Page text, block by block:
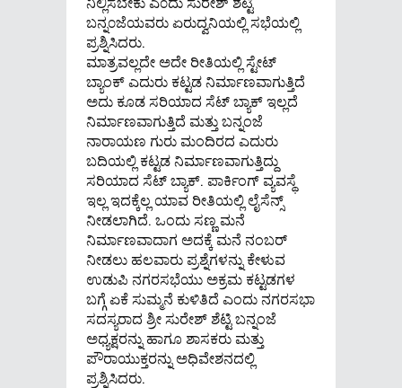
ಬನ್ನ೦ಜೆಯವರು ಏರುದ್ವನಿಯಲ್ಲಿ ಸಭೆಯಲ್ಲಿ
ಪ್ರಶ್ನಿಸಿದರು.
ಮಾತ್ರವಲ್ಲದೇ ಅದೇ ರೀತಿಯಲ್ಲಿ ಸ್ಟೇಟ್
ಬ್ಯಾಂಕ್ ಎದುರು ಕಟ್ಟಡ ನಿರ್ಮಾಣವಾಗುತ್ತಿದೆ
ಅದು ಕೂಡ ಸರಿಯಾದ ಸೆಟ್ ಬ್ಯಾಕ್ ಇಲ್ಲದೆ
ನಿರ್ಮಾಣವಾಗುತ್ತಿದೆ ಮತ್ತು ಬನ್ನಂಜೆ
ನಾರಾಯಣ ಗುರು ಮಂದಿರದ ಎದುರು
ಬದಿಯಲ್ಲಿ ಕಟ್ಟಡ ನಿರ್ಮಾಣವಾಗುತ್ತಿದ್ದು
ಸರಿಯಾದ ಸೆಟ್ ಬ್ಯಾಕ್. ಪಾರ್ಕಿಂಗ್ ವ್ಯವಸ್ಥೆ
ಇಲ್ಲ ಇದಕ್ಕೆಲ್ಲ ಯಾವ ರೀತಿಯಲ್ಲಿ ಲೈಸೆನ್ಸ್
ನೀಡಲಾಗಿದೆ. ಒಂದು ಸಣ್ಣ ಮನೆ
ನಿರ್ಮಾಣವಾದಾಗ ಅದಕ್ಕೆ ಮನೆ ನಂಬರ್
ನೀಡಲು ಹಲವಾರು ಪ್ರಶ್ನೆಗಳನ್ನು ಕೇಳುವ
ಉಡುಪಿ ನಗರಸಭೆಯು ಅಕ್ರಮ ಕಟ್ಟಡಗಳ
ಬಗ್ಗೆ ಏಕೆ ಸುಮ್ಮನೆ ಕುಳಿತಿದೆ ಎಂದು ನಗರಸಭಾ
ಸದಸ್ಯರಾದ ಶ್ರೀ ಸುರೇಶ್ ಶೆಟ್ಟಿ ಬನ್ನಂಜೆ
ಅಧ್ಯಕ್ಷರನ್ನು ಹಾಗೂ ಶಾಸಕರು ಮತ್ತು
ಪೌರಾಯುಕ್ತರನ್ನು ಅಧಿವೇಶನದಲ್ಲಿ
ಪ್ರಶ್ನಿಸಿದರು.